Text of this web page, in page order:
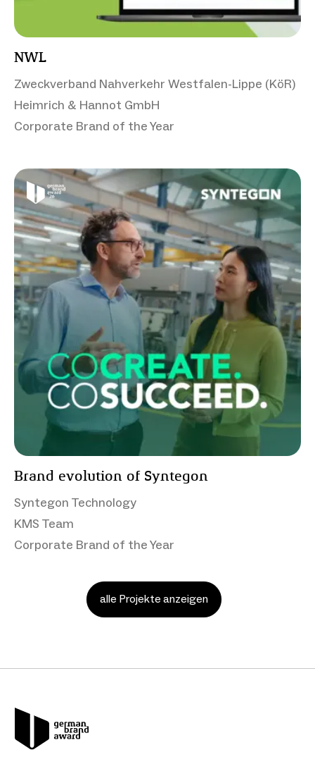
NWL
Zweckverband Nahverkehr Westfalen-Lippe (KöR)
Heimrich & Hannot GmbH
Corporate Brand of the Year
Brand evolution of Syntegon
Syntegon Technology
KMS Team
Corporate Brand of the Year
alle Projekte anzeigen